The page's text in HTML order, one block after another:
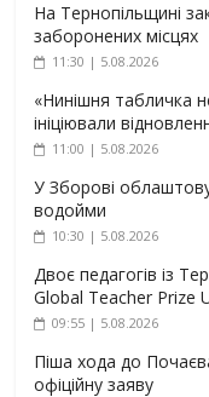
На Тернопільщині
заборонених місцях
11:30 | 5.08.2026
«Нинішня табличка
ініціювали
11:00 | 5.08.2026
У Зборові
водойми
10:30 | 5.08.2026
Двоє педагогів із
Global Teacher Prize
09:55 | 5.08.2026
Піша хода до
офіційну заяву